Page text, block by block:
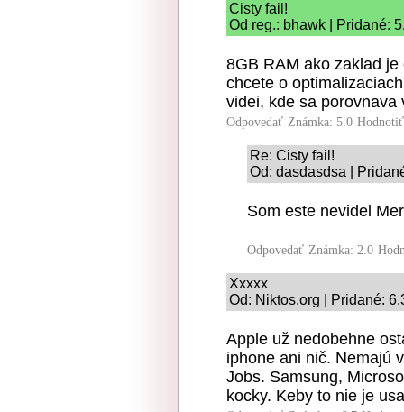
Cisty fail!
Od reg.: bhawk | Pridané:
8GB RAM ako zaklad
chcete o
videi, kde sa porovnava
Odpovedať Známka: 5.0
Re: Cisty fail!
Od: dasdasdsa |
Som este nevidel
Odpovedať Známka: 2.0
Xxxxx
Od: Niktos.org | Pridané:
Apple už nedobehne
iphone ani nič. Nemajú
Jobs. Samsung,
kocky. Keby to nie je